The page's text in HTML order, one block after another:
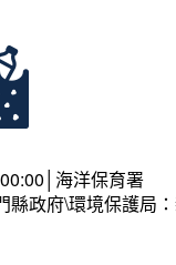
海洋保育署
縣政府\環境保護局